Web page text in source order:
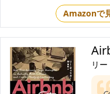
Amazonで
リ